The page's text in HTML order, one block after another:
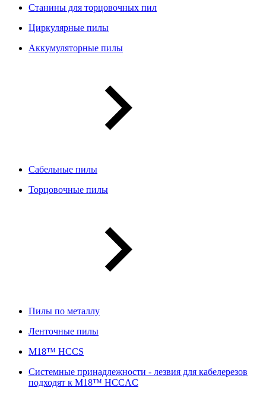
Станины для торцовочных пил
Циркулярные пилы
Аккумуляторные пилы
Сабельные пилы
Торцовочные пилы
Пилы по металлу
Ленточные пилы
M18™ HCCS
Системные принадлежности - лезвия для кабелерезов
подходят к M18™ HCCAC